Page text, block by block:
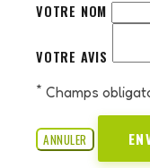
VOTRE NOM
VOTRE AVIS
* Champs
ANNULER